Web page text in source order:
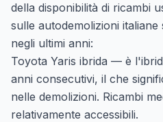
della disponibilità di ricambi
sulle autodemolizioni
negli ultimi anni:
Toyota Yaris ibrida — è
anni consecutivi, il che
nelle demolizioni. Ricambi
relativamente accessibili.